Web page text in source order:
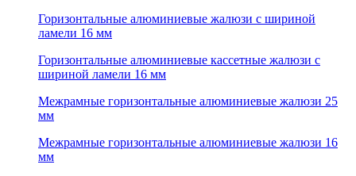
Горизонтальные алюминиевые жалюзи с шириной
ламели 16 мм
Горизонтальные алюминиевые кассетные жалюзи с
шириной ламели 16 мм
Межрамные горизонтальные алюминиевые жалюзи 25
мм
Межрамные горизонтальные алюминиевые жалюзи 16
мм